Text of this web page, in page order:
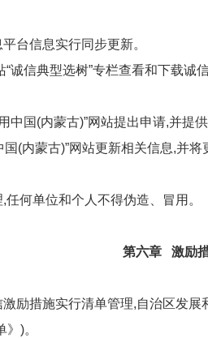
台信息实行同步更新。
信典型选树”专栏查看和下载
国(内蒙古)”网站提出申请,并提
(内蒙古)”网站更新相关信息,并
何单位和个人不得伪造、冒用。
第六章 激励
措施实行清单管理,自治区发
)。